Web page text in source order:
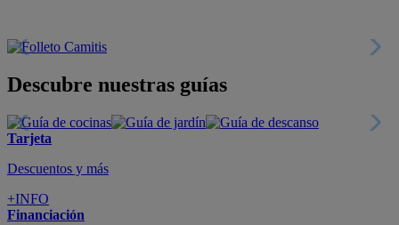
Descubre nuestras guías
Tarjeta
Descuentos y más
+INFO
Financiación